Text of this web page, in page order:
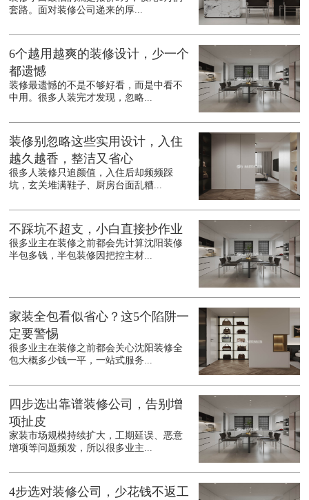
套路。面对装修公司递来的厚...
6个越用越爽的装修设计，少一个
都遗憾
装修最遗憾的不是不够好看，而是中看不
中用。很多人装完才发现，忽略...
装修别忽略这些实用设计，入住
越久越香，整洁又省心
很多人装修只追颜值，入住后却频频踩
坑，玄关堆满鞋子、厨房台面乱糟...
不踩坑不超支，小白直接抄作业
很多业主在装修之前都会先计算沈阳装修
半包多钱，半包装修因把控主材...
家装全包看似省心？这5个陷阱一
定要警惕
很多业主在装修之前都会关心沈阳装修全
包大概多少钱一平，一站式服务...
四步选出靠谱装修公司，告别增
项扯皮
家装市场规模持续扩大，工期延误、恶意
增项等问题频发，所以很多业主...
4步选对装修公司，少花钱不返工